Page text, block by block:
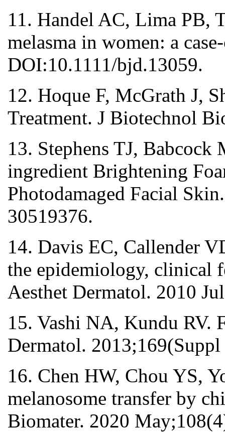
11. Handel AC, Lima
melasma in women: a
DOI:10.1111/bjd.13059.
12. Hoque F, McGrath J,
Treatment. J Biotechnol
13. Stephens TJ,
ingredient Brightening
Photodamaged Facial
30519376.
14. Davis EC, Callender
the epidemiology, clinical
Aesthet Dermatol. 2010
15. Vashi NA, Kundu RV.
Dermatol.
16. Chen HW, Chou YS,
melanosome transfer by
Biomater. 2020